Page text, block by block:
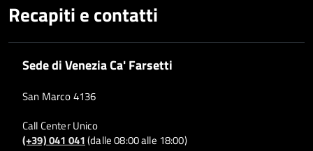
Recapiti e contatti
Sede di Venezia Ca' Farsetti
San Marco 4136
Call Center Unico
(+39) 041 041(dalle 08:00 alle 18:00)